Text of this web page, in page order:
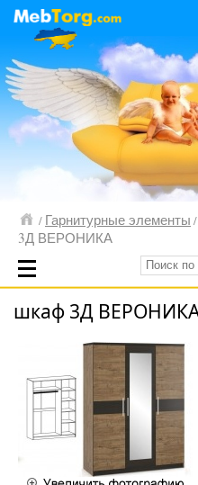
/ Гарнитурные элементы /
3Д ВЕРОНИКА
шкаф 3Д